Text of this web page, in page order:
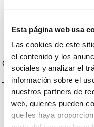
Esta página web usa
Las cookies de este
el contenido y los
sociales y analizar el
información sobre el
nuestros partners de
web, quienes pueden
que les haya
Optical data
Colour
CRI Colour